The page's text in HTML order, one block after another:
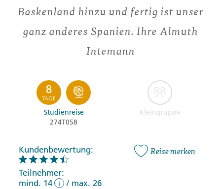
Baskenland hinzu und fertig ist unser
ganz anderes Spanien. Ihre Almuth
Intemann
8
TAGE
Studienreise
274T058
Kleingruppe
Kundenbewertung:
Teilnehmer:
mind. 14
i / max. 26
Reise merken